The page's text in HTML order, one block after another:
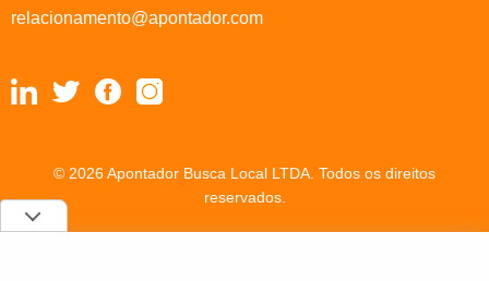
relacionamento@apontador.com
© 2026 Apontador Busca Local LTDA. Todos os direitos
reservados.